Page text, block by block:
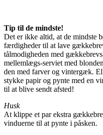
Tip til de mindste!
Det er ikke altid, at de mindste
færdigheder til at lave
tålmodigheden med
mellemlægs-serviet med
den med farver og vintergæk.
stykke papir og pynte med en
til at blive sendt afsted!
Husk
At klippe et par ekstra
vinduerne til at pynte i påsken.